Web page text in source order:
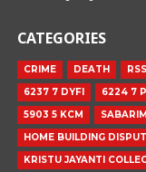
CATEGORIES
CRIME DEATH RSS
6237 7 DYFI
6224 7
5903 5 KCM
HOME BUILDING
KRISTU JAYANTI